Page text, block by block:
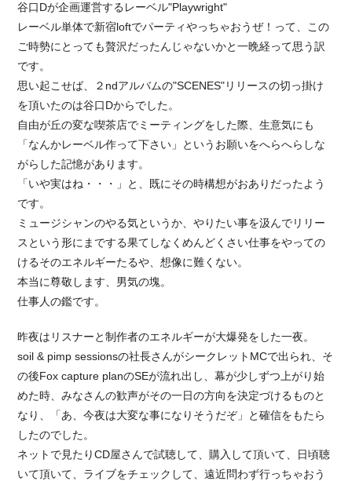
谷口Dが企画運営するレーベル"Playwright"
レーベル単体で新宿loftでパーティやっちゃおうぜ！って、この
ご時勢にとっても贅沢だったんじゃないかと一晩経って思う訳
です。
思い起こせば、２ndアルバムの"SCENES"リリースの切っ掛け
を頂いたのは谷口Dからでした。
自由が丘の変な喫茶店でミーティングをした際、生意気にも
「なんかレーベル作って下さい」というお願いをへらへらしな
がらした記憶があります。
「いや実はね・・・」と、既にその時構想がおありだったよう
です。
ミュージシャンのやる気というか、やりたい事を汲んでリリー
スという形にまでする果てしなくめんどくさい仕事をやっての
けるそのエネルギーたるや、想像に難くない。
本当に尊敬します、男気の塊。
仕事人の鑑です。
昨夜はリスナーと制作者のエネルギーが大爆発をした一夜。
soil & pimp sessionsの社長さんがシークレットMCで出られ、そ
の後Fox capture planのSEが流れ出し、幕が少しずつ上がり始
めた時、みなさんの歓声がその一日の方向を決定づけるものと
なり、「あ、今夜は大変な事になりそうだぞ」と確信をもたら
したのでした。
ネットで見たりCD屋さんで試聴して、購入して頂いて、日頃聴
いて頂いて、ライブをチェックして、遠近問わず行っちゃおう